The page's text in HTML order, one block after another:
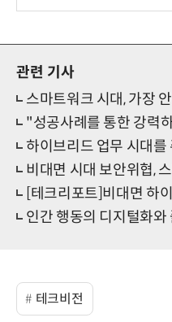
보
관련 기사
스마트워크 시대, 가장 안전
"성공사례를 통한 강력하고 안전한 스마
하이브리드 업무 시대를 주도
비대면 시대 보안위협, 스마트
[테크리포트]비대면 하이브리드 업무
인간 행동의 디지털화와 플랫폼간 연결
테크비전